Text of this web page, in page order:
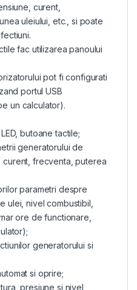
curent,
uleiului, etc., si poate
fac utilizarea panoului
pot fi configurati
portul USB
un calculator).
butoane tactile;
generatorului de
curent, frecventa, puterea
parametri despre
ulei, nivel combustibil,
ore de functionare,
generatorului si
si oprire;
presiune si nivel